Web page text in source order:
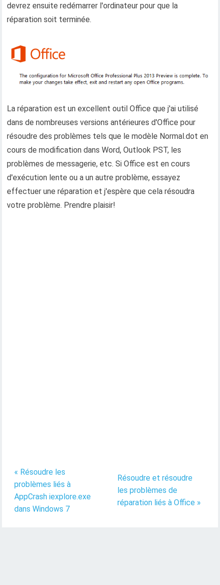
devrez ensuite redémarrer l'ordinateur pour que la
réparation soit terminée.
La réparation est un excellent outil Office que j'ai utilisé
dans de nombreuses versions antérieures d'Office pour
résoudre des problèmes tels que le modèle Normal.dot en
cours de modification dans Word, Outlook PST, les
problèmes de messagerie, etc. Si Office est en cours
d'exécution lente ou a un autre problème, essayez
effectuer une réparation et j'espère que cela résoudra
votre problème. Prendre plaisir!
« Résoudre les
problèmes liés à
AppCrash iexplore.exe
dans Windows 7
Résoudre et résoudre
les problèmes de
réparation liés à Office »